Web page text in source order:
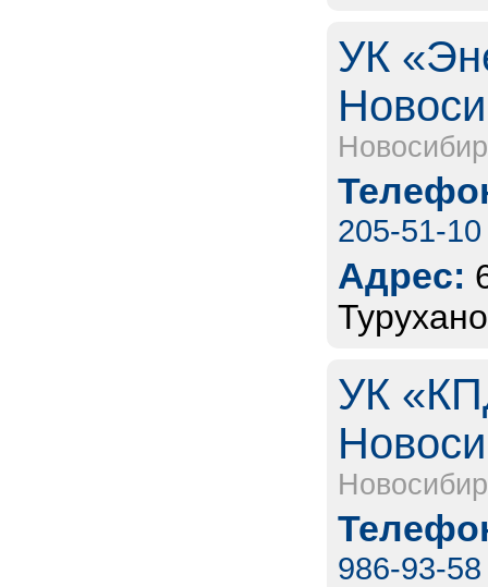
УК
205-51-10
Адрес:
УК
986-93-58